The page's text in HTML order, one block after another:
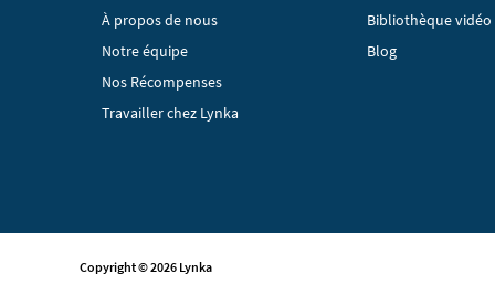
À propos de nous
Notre équipe
Nos Récompenses
Travailler chez Lynka
Bibliothèque vidéo
Blog
Copyright © 2026 Lynka